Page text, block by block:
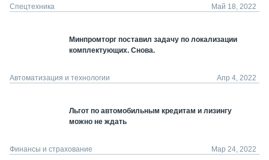
Спецтехника Май 18, 2022
Минпромторг поставил задачу по локализации
комплектующих. Снова.
Автоматизация и технологии Апр 4, 2022
Льгот по автомобильным кредитам и лизингу
можно не ждать
Финансы и страхование Мар 24, 2022